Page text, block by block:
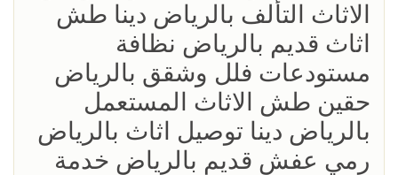
الاثاث التألف بالرياض دينا طش
اثاث قديم بالرياض نظافة
مستودعات فلل وشقق بالرياض
حقين طش الاثاث المستعمل
بالرياض دينا توصيل اثاث بالرياض
رمي عفش قديم بالرياض خدمة